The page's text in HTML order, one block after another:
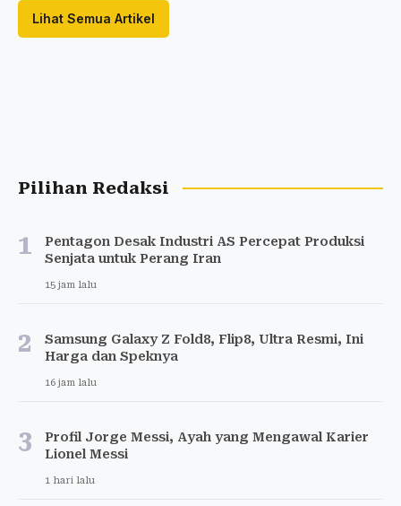
Lihat Semua Artikel
Pilihan Redaksi
1
Pentagon Desak Industri AS Percepat Produksi
Senjata untuk Perang Iran
15 jam lalu
2
Samsung Galaxy Z Fold8, Flip8, Ultra Resmi, Ini
Harga dan Speknya
16 jam lalu
3
Profil Jorge Messi, Ayah yang Mengawal Karier
Lionel Messi
1 hari lalu